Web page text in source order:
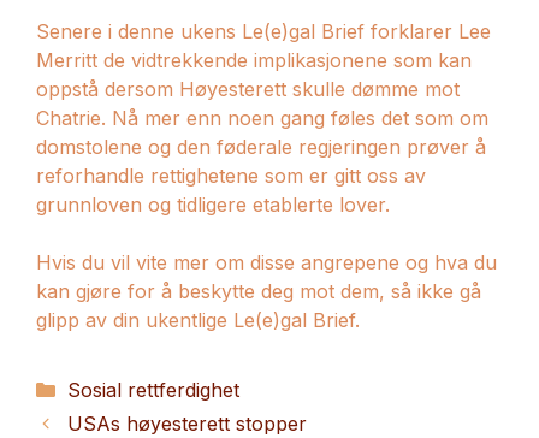
Senere i denne ukens Le(e)gal Brief forklarer Lee
Merritt de vidtrekkende implikasjonene som kan
oppstå dersom Høyesterett skulle dømme mot
Chatrie. Nå mer enn noen gang føles det som om
domstolene og den føderale regjeringen prøver å
reforhandle rettighetene som er gitt oss av
grunnloven og tidligere etablerte lover.
Hvis du vil vite mer om disse angrepene og hva du
kan gjøre for å beskytte deg mot dem, så ikke gå
glipp av din ukentlige Le(e)gal Brief.
Kategorier
Sosial rettferdighet
USAs høyesterett stopper